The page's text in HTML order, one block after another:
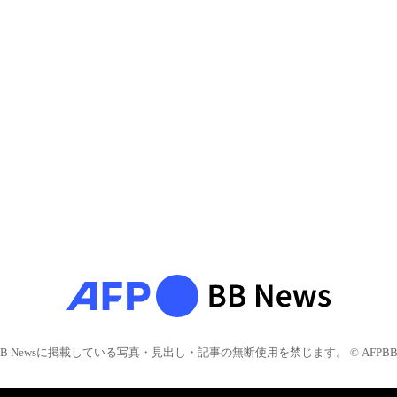
Newsに掲載している写真・見出し・記事の無断使用を禁じます。 © AFPBB